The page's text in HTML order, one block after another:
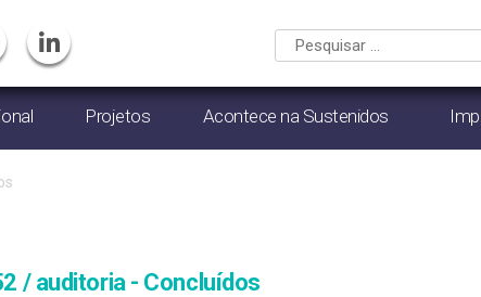
Projetos Acontece na Sustenidos
/ auditoria - Concluídos